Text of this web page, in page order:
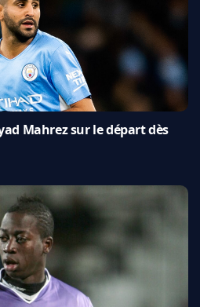
Mahrez sur le départ dès